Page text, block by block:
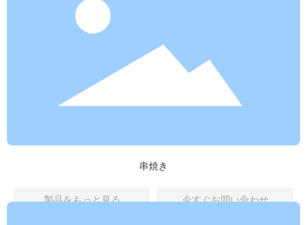
串焼き
製品をもっと見る 今すぐお問い合わせ